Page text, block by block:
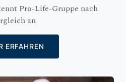
Pro-Life-Gruppe nach
an
ERFAHREN